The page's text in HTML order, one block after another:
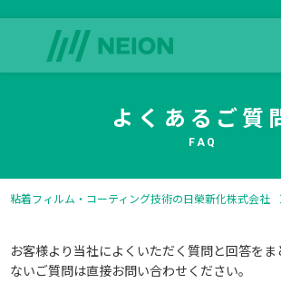
日榮新化の
製品情報 よくある質
よくあるご質
FAQ
粘着フィルム・コーティング技術の日榮新化株式会社
お客様より当社によくいただく質問と回答を
ないご質問は直接お問い合わせください。